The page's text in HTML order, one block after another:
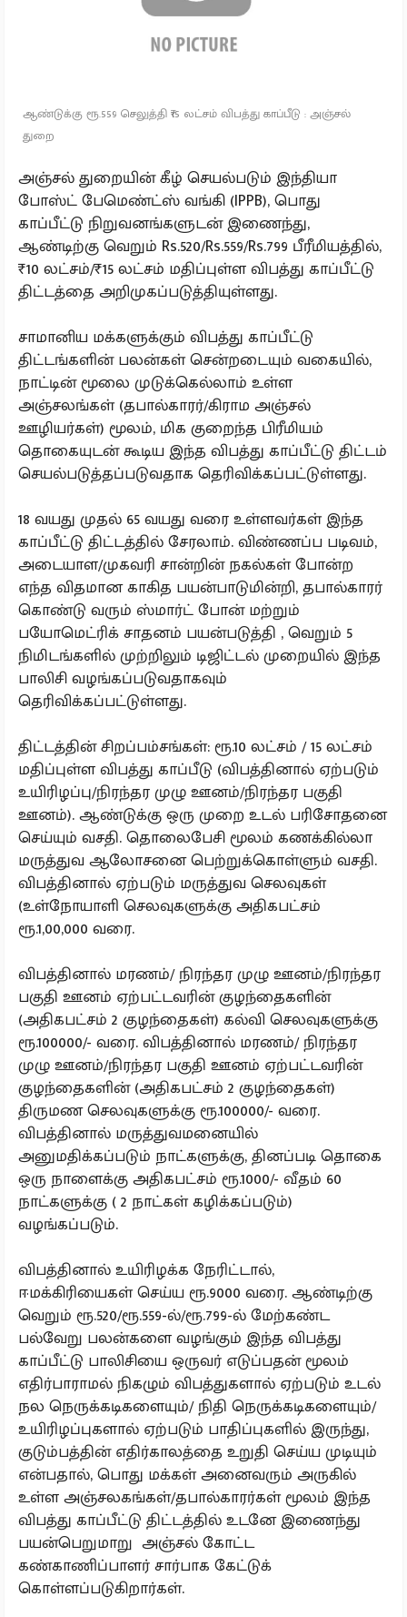
ஆண்டுக்கு ரூ.559 செலுத்தி ₹15 லட்சம் விபத்து காப்பீடு : அஞ்சல்
துறை
அஞ்சல் துறையின் கீழ் செயல்படும் இந்தியா
போஸ்ட் பேமெண்ட்ஸ் வங்கி (IPPB), பொது
காப்பீட்டு நிறுவனங்களுடன் இணைந்து,
ஆண்டிற்கு வெறும் Rs.520/Rs.559/Rs.799 பீரீமியத்தில்,
₹10 லட்சம்/₹15 லட்சம் மதிப்புள்ள விபத்து காப்பீட்டு
திட்டத்தை அறிமுகப்படுத்தியுள்ளது.
சாமானிய மக்களுக்கும் விபத்து காப்பீட்டு
திட்டங்களின் பலன்கள் சென்றடையும் வகையில்,
நாட்டின் மூலை முடுக்கெல்லாம் உள்ள
அஞ்சலங்கள் (தபால்காரர்/கிராம அஞ்சல்
ஊழியர்கள்) மூலம், மிக குறைந்த பிரீமியம்
தொகையுடன் கூடிய இந்த விபத்து காப்பீட்டு திட்டம்
செயல்படுத்தப்படுவதாக தெரிவிக்கப்பட்டுள்ளது.
18 வயது முதல் 65 வயது வரை உள்ளவர்கள் இந்த
காப்பீட்டு திட்டத்தில் சேரலாம். விண்ணப்ப படிவம்,
அடையாள/முகவரி சான்றின் நகல்கள் போன்ற
எந்த விதமான காகித பயன்பாடுமின்றி, தபால்காரர்
கொண்டு வரும் ஸ்மார்ட் போன் மற்றும்
பயோமெட்ரிக் சாதனம் பயன்படுத்தி , வெறும் 5
நிமிடங்களில் முற்றிலும் டிஜிட்டல் முறையில் இந்த
பாலிசி வழங்கப்படுவதாகவும்
தெரிவிக்கப்பட்டுள்ளது.
திட்டத்தின் சிறப்பம்சங்கள்: ரூ.10 லட்சம் / 15 லட்சம்
மதிப்புள்ள விபத்து காப்பீடு (விபத்தினால் ஏற்படும்
உயிரிழப்பு/நிரந்தர முழு ஊனம்/நிரந்தர பகுதி
ஊனம்). ஆண்டுக்கு ஒரு முறை உடல் பரிசோதனை
செய்யும் வசதி. தொலைபேசி மூலம் கணக்கில்லா
மருத்துவ ஆலோசனை பெற்றுக்கொள்ளும் வசதி.
விபத்தினால் ஏற்படும் மருத்துவ செலவுகள்
(உள்நோயாளி செலவுகளுக்கு அதிகபட்சம்
ரூ.1,00,000 வரை.
விபத்தினால் மரணம்/ நிரந்தர முழு ஊனம்/நிரந்தர
பகுதி ஊனம் ஏற்பட்டவரின் குழந்தைகளின்
(அதிகபட்சம் 2 குழந்தைகள்) கல்வி செலவுகளுக்கு
ரூ.100000/- வரை. விபத்தினால் மரணம்/ நிரந்தர
முழு ஊனம்/நிரந்தர பகுதி ஊனம் ஏற்பட்டவரின்
குழந்தைகளின் (அதிகபட்சம் 2 குழந்தைகள்)
திருமண செலவுகளுக்கு ரூ.100000/- வரை.
விபத்தினால் மருத்துவமனையில்
அனுமதிக்கப்படும் நாட்களுக்கு, தினப்படி தொகை
ஒரு நாளைக்கு அதிகபட்சம் ரூ.1000/- வீதம் 60
நாட்களுக்கு ( 2 நாட்கள் கழிக்கப்படும்)
வழங்கப்படும்.
விபத்தினால் உயிரிழக்க நேரிட்டால்,
ஈமக்கிரியைகள் செய்ய ரூ.9000 வரை. ஆண்டிற்கு
வெறும் ரூ.520/ரூ.559-ல்/ரூ.799-ல் மேற்கண்ட
பல்வேறு பலன்களை வழங்கும் இந்த விபத்து
காப்பீட்டு பாலிசியை ஒருவர் எடுப்பதன் மூலம்
எதிர்பாராமல் நிகழும் விபத்துகளால் ஏற்படும் உடல்
நல நெருக்கடிகளையும்/ நிதி நெருக்கடிகளையும்/
உயிரிழப்புகளால் ஏற்படும் பாதிப்புகளில் இருந்து,
குடும்பத்தின் எதிர்காலத்தை உறுதி செய்ய முடியும்
என்பதால், பொது மக்கள் அனைவரும் அருகில்
உள்ள அஞ்சலகங்கள்/தபால்காரர்கள் மூலம் இந்த
விபத்து காப்பீட்டு திட்டத்தில் உடனே இணைந்து
பயன்பெறுமாறு அஞ்சல் கோட்ட
கண்காணிப்பாளர் சார்பாக கேட்டுக்
கொள்ளப்படுகிறார்கள்.